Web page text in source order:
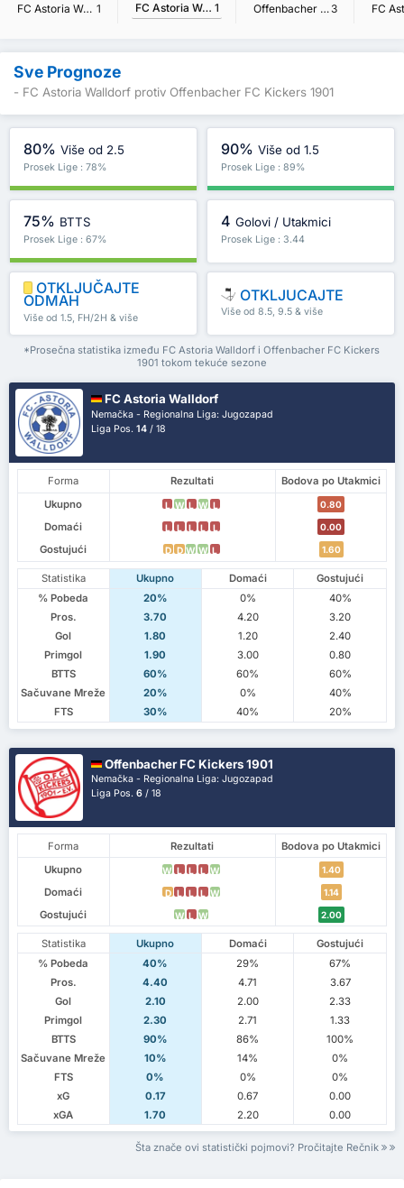
FC Astoria Walldorf 1
FC Astoria Walldorf 1
Offenbacher FC Kickers 1901 3
Sve Prognoze
- FC Astoria Walldorf protiv Offenbacher FC Kickers 1901
80% Više od 2.5
Prosek Lige : 78%
90% Više od 1.5
Prosek Lige : 89%
75% BTTS
Prosek Lige : 67%
4 Golovi / Utakmici
Prosek Lige : 3.44
OTKLJUČAJTE
ODMAH
Više od 1.5, FH/2H & više
OTKLJUCAJTE
Više od 8.5, 9.5 & više
*Prosečna statistika između FC Astoria Walldorf i Offenbacher FC Kickers
1901 tokom tekuće sezone
FC Astoria Walldorf
Nemačka - Regionalna Liga: Jugozapad
Liga Pos.14 / 18
Forma Rezultati
Bodova po Utakmici
Ukupno
L W L W L 0.80
Domaći L L L L L 0.00
Gostujući D D W W L 1.60
Statistika Ukupno Domaći
Gostujući
% Pobeda
20% 0%
40%
Pros.
3.70 4.20
3.20
Gol
1.80 1.20
2.40
Primgol
1.90 3.00
0.80
BTTS
60% 60%
60%
Sačuvane Mreže
20% 0%
40%
FTS
30% 40% 20%
Offenbacher FC Kickers 1901
Nemačka - Regionalna Liga: Jugozapad
Liga Pos.6 / 18
Forma Rezultati
Bodova po Utakmici
Ukupno
W L L L W 1.40
Domaći D L L L W 1.14
Gostujući W L W 2.00
Statistika Ukupno Domaći
Gostujući
% Pobeda
40% 29%
67%
Pros.
4.40 4.71
3.67
Gol
2.10 2.00
2.33
Primgol
2.30 2.71
1.33
BTTS
90% 86%
100%
Sačuvane Mreže
10% 14%
0%
FTS
0% 0%
0%
xG
0.17 0.67
0.00
xGA
1.70 2.20 0.00
Šta znače ovi statistički pojmovi? Pročitajte Rečnik